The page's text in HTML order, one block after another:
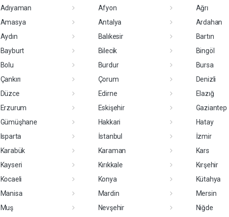
Adıyaman Afyon
Ağrı
Amasya Antalya
Ardahan
Aydın Balıkesir
Bartın
Bayburt Bilecik
Bingöl
Bolu Burdur
Bursa
Çankırı Çorum
Denizli
Düzce Edirne
Elazığ
Erzurum Eskişehir
Gaziantep
Gümüşhane Hakkari
Hatay
Isparta İstanbul
İzmir
Karabük Karaman
Kars
Kayseri Kırıkkale
Kırşehir
Kocaeli Konya
Kütahya
Manisa Mardin
Mersin
Muş Nevşehir
Niğde